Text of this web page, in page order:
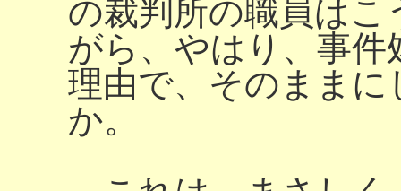
の裁判所の職員は
がら、やはり、事
理由で、そのまま
か。